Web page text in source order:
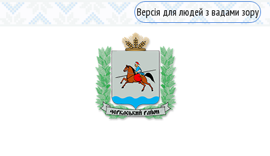
Версія для людей з вадами зору